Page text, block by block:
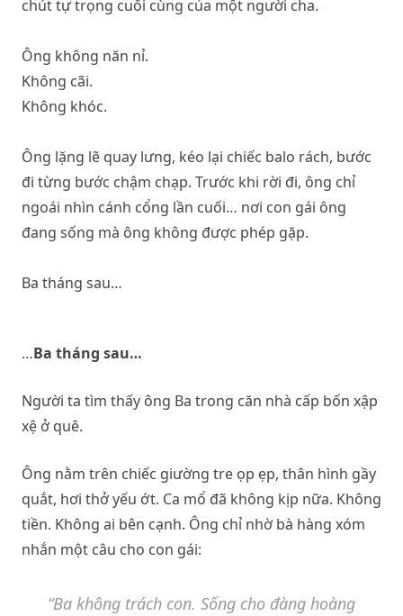
chút tự trọng cuối cùng của một người cha.
Ông không năn nỉ.
Không cãi.
Không khóc.
Ông lặng lẽ quay lưng, kéo lại chiếc balo rách, bước
đi từng bước chậm chạp. Trước khi rời đi, ông chỉ
ngoái nhìn cánh cổng lần cuối… nơi con gái ông
đang sống mà ông không được phép gặp.
Ba tháng sau…
…Ba tháng sau…
Người ta tìm thấy ông Ba trong căn nhà cấp bốn xập
xệ ở quê.
Ông nằm trên chiếc giường tre ọp ẹp, thân hình gầy
quắt, hơi thở yếu ớt. Ca mổ đã không kịp nữa. Không
tiền. Không ai bên cạnh. Ông chỉ nhờ bà hàng xóm
nhắn một câu cho con gái:
“Ba không trách con. Sống cho đàng hoàng